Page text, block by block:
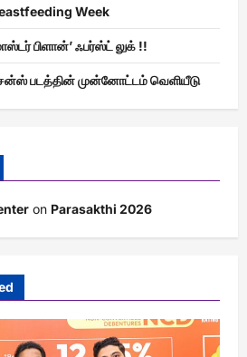
Week
பிளான்’ ஃபர்ஸ்ட் லுக் !!
படத்தின் முன்னோட்டம் வெளியீடு
on Parasakthi 2026